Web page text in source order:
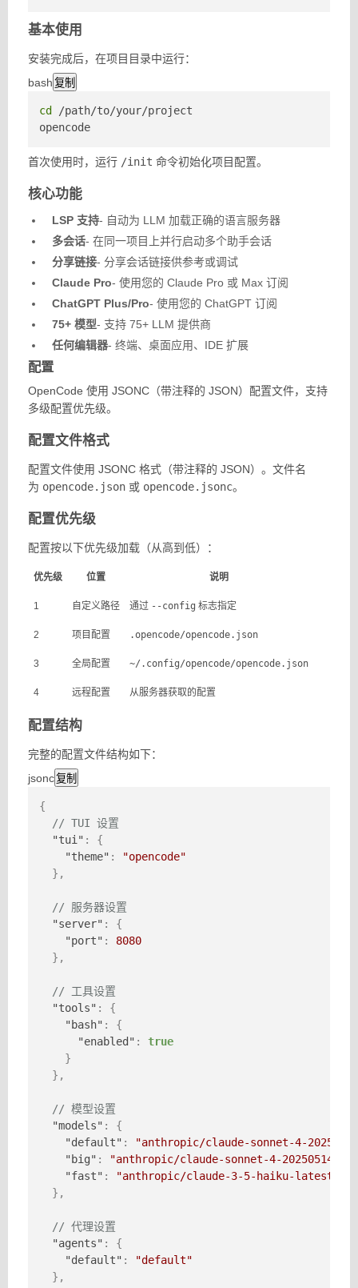
基本使用
安装完成后，在项目目录中运行：
bash 复制
cd
/path/to/your/project
opencode
首次使用时，运行 /init 命令初始化项目配置。
核心功能
LSP 支持- 自动为 LLM 加载正确的语言服务器
多会话- 在同一项目上并行启动多个助手会话
分享链接- 分享会话链接供参考或调试
Claude Pro- 使用您的 Claude Pro 或 Max 订阅
ChatGPT Plus/Pro- 使用您的 ChatGPT 订阅
75+ 模型- 支持 75+ LLM 提供商
任何编辑器- 终端、桌面应用、IDE 扩展
配置
OpenCode 使用 JSONC（带注释的 JSON）配置文件，支持
多级配置优先级。
配置文件格式
配置文件使用 JSONC 格式（带注释的 JSON）。文件名
为 opencode.json 或 opencode.jsonc。
配置优先级
配置按以下优先级加载（从高到低）：
优先级 位置 说明
1 自定义路径 通过 --config 标志指定
2 项目配置 .opencode/opencode.json
3 全局配置 ~/.config/opencode/opencode.json
4 远程配置 从服务器获取的配置
配置结构
完整的配置文件结构如下：
jsonc复制
{
// TUI 设置
"tui" :
{
"theme" :
"opencode"
} ,
// 服务器设置
"server" :
{
"port" :
8080
} ,
// 工具设置
"tools" :
{
"bash" :
{
"enabled" :
true
}
} ,
// 模型设置
"models" :
{
"default" :
"anthropic/claude-sonnet-4-
"big" : "anthropic/claude-sonnet-4-20250514"
"fast" :
"anthropic/claude-3-5-haiku-latest"
} ,
// 代理设置
"agents" :
{
"default" :
"default"
} ,